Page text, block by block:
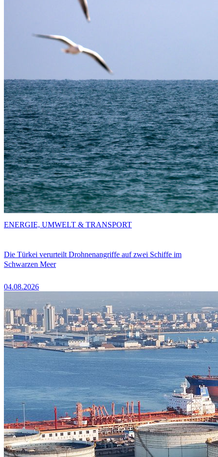
Die Türkei verurteilt Drohnenangriffe auf zwei Schiffe im
Schwarzen Meer
04.08.2026
ENERGIE, UMWELT & TRANSPORT